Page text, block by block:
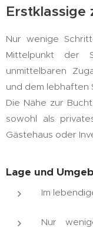
Erstklassige
Nur wenige
Mittelpunkt der
unmittelbaren
und dem lebhaften
Die Nähe zur
sowohl als
Gästehaus oder
Lage und
Im
Nur